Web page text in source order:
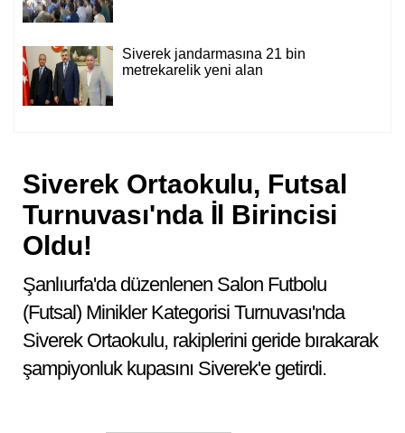
Siverek jandarmasına 21 bin
metrekarelik yeni alan
Siverek Ortaokulu, Futsal
Turnuvası'nda İl Birincisi
Oldu!
Şanlıurfa'da düzenlenen Salon Futbolu
(Futsal) Minikler Kategorisi Turnuvası'nda
Siverek Ortaokulu, rakiplerini geride bırakarak
şampiyonluk kupasını Siverek'e getirdi.